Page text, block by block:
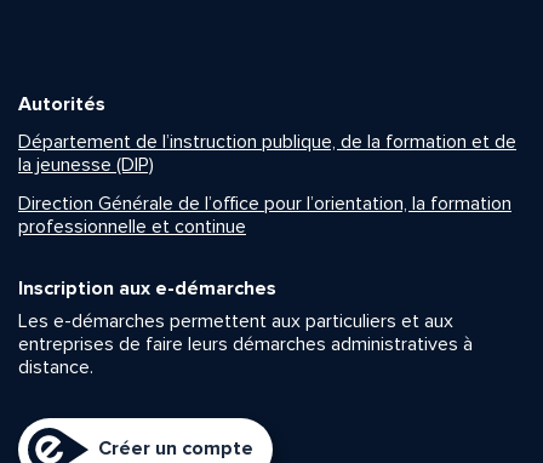
Autorités
Département de l’instruction publique, de la formation et de
la jeunesse (DIP)
Direction Générale de l’office pour l’orientation, la formation
professionnelle et continue
Inscription aux e-démarches
Les e-démarches permettent aux particuliers et aux
entreprises de faire leurs démarches administratives à
distance.
Créer un compte